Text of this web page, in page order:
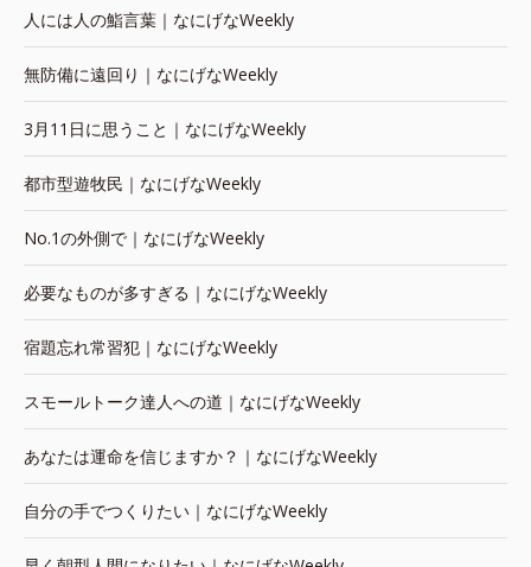
人には人の鮨言葉｜なにげなWeekly
無防備に遠回り｜なにげなWeekly
3月11日に思うこと｜なにげなWeekly
都市型遊牧民｜なにげなWeekly
No.1の外側で｜なにげなWeekly
必要なものが多すぎる｜なにげなWeekly
宿題忘れ常習犯｜なにげなWeekly
スモールトーク達人への道｜なにげなWeekly
あなたは運命を信じますか？｜なにげなWeekly
自分の手でつくりたい｜なにげなWeekly